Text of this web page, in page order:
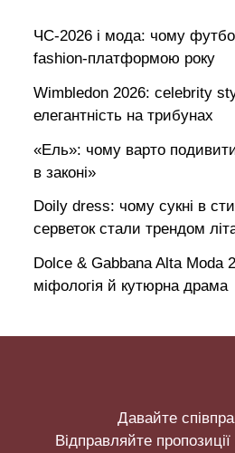
ЧС-2026 і мода: чому
fashion-платформою року
Wimbledon 2026: celebrity
елегантність на трибунах
«Ель»: чому варто
в законі»
Doily dress: чому сукні в
серветок стали трендом
Dolce & Gabbana Alta Moda
міфологія й кутюрна драма
Давайте
Відправляйте